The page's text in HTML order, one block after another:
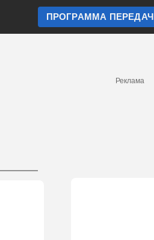
ПРОГРАММА ПЕРЕДАЧ
Реклама